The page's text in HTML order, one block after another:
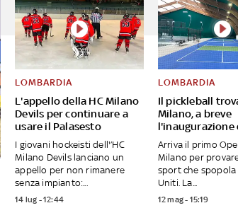
L'appello della HC Milano
Devils per continuare a
usare il Palasesto
LOMBARDIA
I giovani hockeisti dell'’HC
Milano Devils lanciano un
appello per non rimanere
senza impianto:...
14 lug - 12:44
Il pickleball
Milano, a breve
l'inaugurazione
LOMBARDIA
Arriva il primo
Milano per
sport che spopola
Uniti. La...
12 mag - 15:19